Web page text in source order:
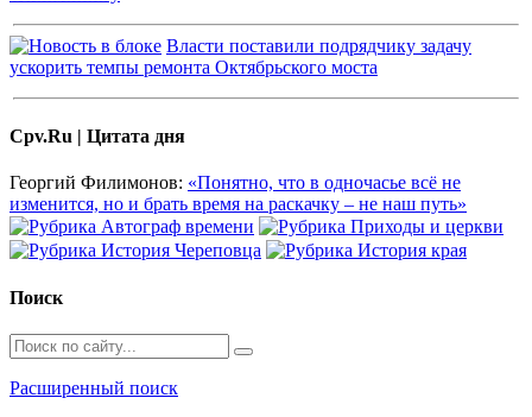
Власти поставили подрядчику задачу
ускорить темпы ремонта Октябрьского моста
Cpv.Ru | Цитата дня
Георгий Филимонов: «Понятно, что в одночасье всё не
изменится, но и брать время на раскачку – не наш путь»
Поиск
Расширенный поиск